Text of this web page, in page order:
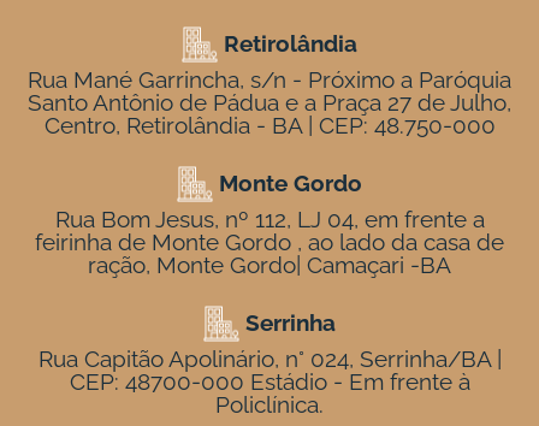
Retirolândia
Rua Mané Garrincha, s/n - Próximo a Paróquia
Santo Antônio de Pádua e a Praça 27 de Julho,
Centro, Retirolândia - BA | CEP: 48.750-000
Monte Gordo
Rua Bom Jesus, nº 112, LJ 04, em frente a
feirinha de Monte Gordo , ao lado da casa de
ração, Monte Gordo| Camaçari -BA
Serrinha
Rua Capitão Apolinário, n° 024, Serrinha/BA |
CEP: 48700-000 Estádio - Em frente à
Policlínica.